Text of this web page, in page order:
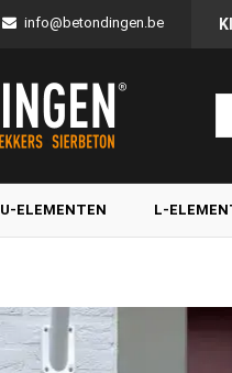
info@betondingen.be
U-ELEMENTEN L-